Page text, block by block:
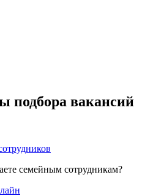
подбора вакансий
семейным сотрудникам?